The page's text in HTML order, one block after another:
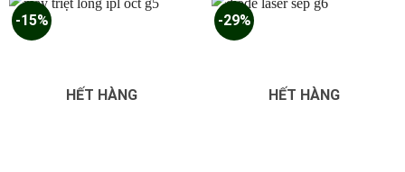
-15%
HẾT HÀNG
-29%
HẾT HÀNG